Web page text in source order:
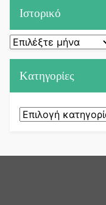
Ιστορικό
Ιστορικό
Kατηγορίες
Kατηγορίες